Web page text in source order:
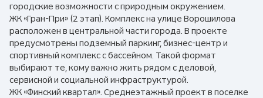
городские возможности с природным окружением.
ЖК «Гран-При» (2 этап). Комплекс на улице Ворошилова
расположен в центральной части города. В проекте
предусмотрены подземный паркинг, бизнес-центр и
спортивный комплекс с бассейном. Такой формат
выбирают те, кому важно жить рядом с деловой,
сервисной и социальной инфраструктурой.
ЖК «Финский квартал». Среднеэтажный проект в поселке